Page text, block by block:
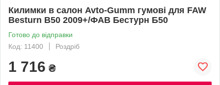
Килимки в салон Avto-Gumm гумові для FAW
Besturn B50 2009+/ФАВ Бестурн Б50
Готово до відправки
Код: 11400
Роздріб
1 716 ₴